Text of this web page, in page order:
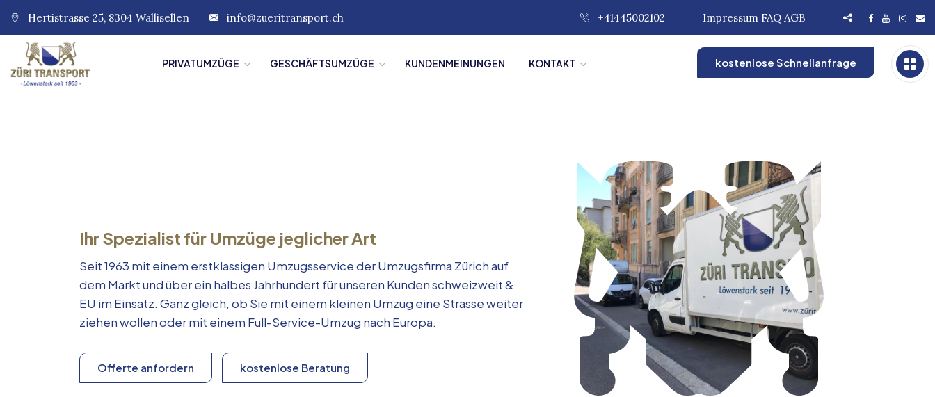
Hertistrasse 25, 8304 Wallisellen info@zueritransport.ch +41445002102 Impressum FAQ AGB
PRIVATUMZÜGE GESCHÄFTSUMZÜGE KUNDENMEINUNGEN KONTAKT kostenlose Schnellanfrage
Ihr Spezialist für Umzüge jeglicher Art
Seit 1963 mit einem erstklassigen Umzugsservice der Umzugsfirma Zürich auf
dem Markt und über ein halbes Jahrhundert für unseren Kunden schweizweit &
EU im Einsatz. Ganz gleich, ob Sie mit einem kleinen Umzug eine Strasse weiter
ziehen wollen oder mit einem Full-Service-Umzug nach Europa.
Offerte anfordern kostenlose Beratung